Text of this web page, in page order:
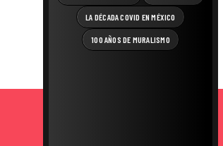
LA DÉCADA COVID EN MÉXICO
100 AÑOS DE MURALISMO